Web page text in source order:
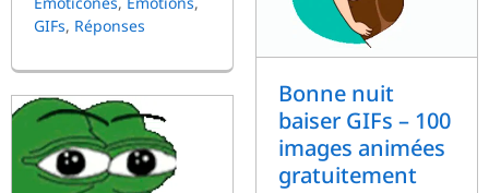
GIFs, Réponses
Bonne nuit
baiser GIFs – 100
images animées
gratuitement